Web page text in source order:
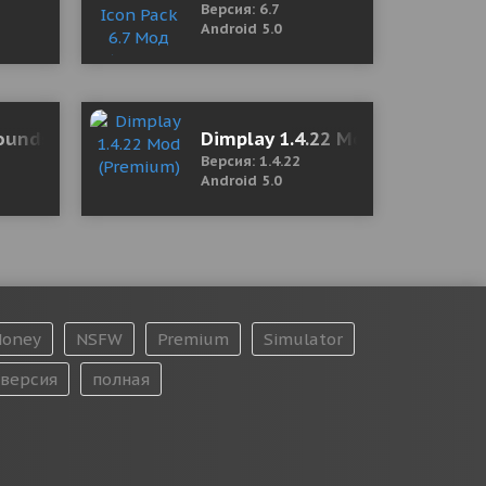
Версия: 6.7
Android 5.0
(A lot of brains and blood)
Brown Noise 3.76.0 Mod (Premium)
Dimplay 1.4.22 Mod (Premium)
Версия: 1.4.22
Android 5.0
NSFW Premium
Simulator
версия
полная